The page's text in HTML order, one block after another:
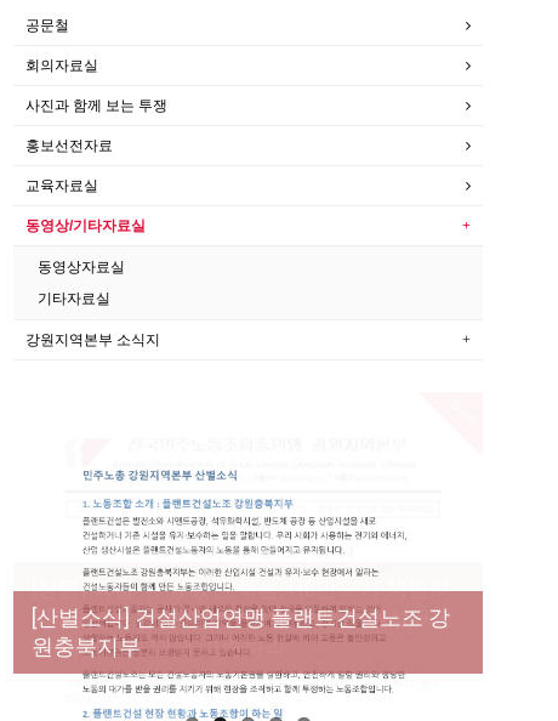
공문철
회의자료실
사진과 함께 보는 투쟁
홍보선전자료
교육자료실
동영상/기타자료실
동영상자료실
기타자료실
강원지역본부 소식지
[성명] 막을 수 있었던 죽음, HL만도가 책임져
라 : 청년노동자 사망사고의 철저한 진상규명
과 재발방지 대책 마련하라
[산별소식] 건설산업연맹 플랜트건설노조 강
원충북지부
[강릉,속초,원주,춘천] 폭염감시단 사업 이모저
모
[조합원☆인터뷰] 서비스연맹 전국학교비정
규직노동조합 강원지부 김유미 춘천지회장
[본부소식] 강원지역 노동자 합창단 모임